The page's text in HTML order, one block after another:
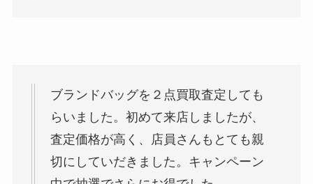
ブランドバッグを２点買取査定しても
らいました。初めて来店しましたが、
査定価格が高く、店員さんもとても親
切にしていだきました。キャンペーン